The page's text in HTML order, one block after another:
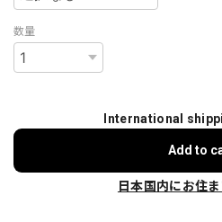
数量
International
Add to
日本国内にお住